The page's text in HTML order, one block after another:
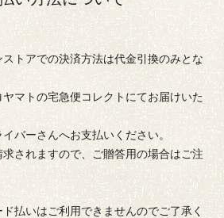
トアでの決済方法は代金引換のみとな
マトの宅急便コレクトにてお届けいた
バーさんへお支払いください。
されますので、ご贈答用の場合はご注
払いはご利用できませんのでご了承く